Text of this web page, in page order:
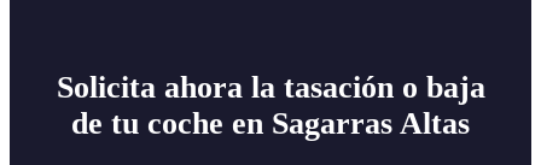
Solicita ahora la tasación o baja
de tu coche en Sagarras Altas